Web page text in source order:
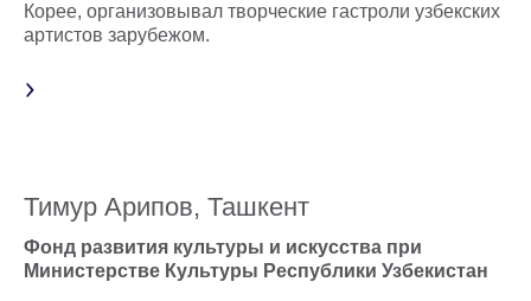
Корее, организовывал творческие гастроли узбекских
артистов зарубежом.
Тимур Арипов, Ташкент
Фонд развития культуры и искусства при
Министерстве Культуры Республики Узбекистан